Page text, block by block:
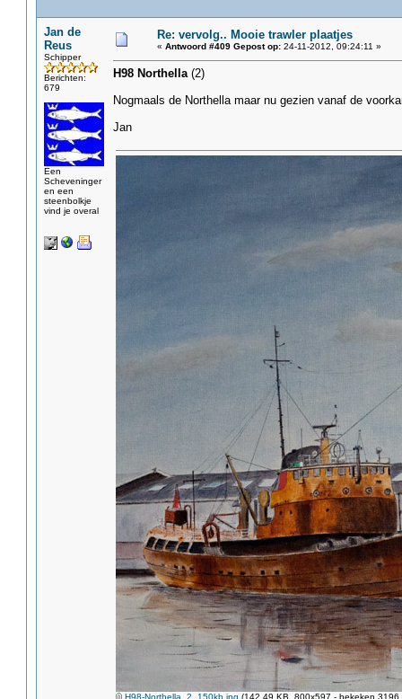
Jan de
Reus
Schipper
Berichten:
679
Een
Scheveninger
en een
steenbolkje
vind je overal
Re: vervolg.. Mooie trawler plaatjes
« Antwoord #409 Gepost op:24-11-2012, 09:24:11 »
H98 Northella(2)
Nogmaals de Northella maar nu gezien vanaf de
Jan
H98-Northella_2_150kb.jpg (142.49 KB, 800x597 - bekeken 3196